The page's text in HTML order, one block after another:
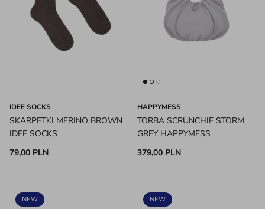
IDEE SOCKS
SKARPETKI MERINO BROWN
IDEE SOCKS
79,00 PLN
HAPPYMESS
TORBA SCRUNCHIE STORM
GREY HAPPYMESS
379,00 PLN
NEW NEW